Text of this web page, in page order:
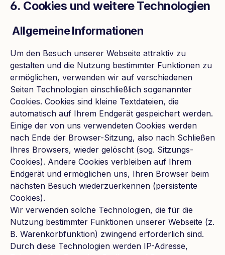
6. Cookies und weitere Technologien
Allgemeine Informationen
Um den Besuch unserer Webseite attraktiv zu
gestalten und die Nutzung bestimmter Funktionen zu
ermöglichen, verwenden wir auf verschiedenen
Seiten Technologien einschließlich sogenannter
Cookies. Cookies sind kleine Textdateien, die
automatisch auf Ihrem Endgerät gespeichert werden.
Einige der von uns verwendeten Cookies werden
nach Ende der Browser-Sitzung, also nach Schließen
Ihres Browsers, wieder gelöscht (sog. Sitzungs-
Cookies). Andere Cookies verbleiben auf Ihrem
Endgerät und ermöglichen uns, Ihren Browser beim
nächsten Besuch wiederzuerkennen (persistente
Cookies).
Wir verwenden solche Technologien, die für die
Nutzung bestimmter Funktionen unserer Webseite (z.
B. Warenkorbfunktion) zwingend erforderlich sind.
Durch diese Technologien werden IP-Adresse,